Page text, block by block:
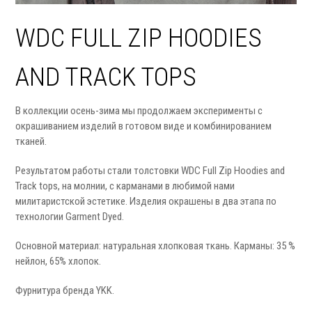
WDC FULL ZIP HOODIES
AND TRACK TOPS
В коллекции осень-зима мы продолжаем эксперименты с
окрашиванием изделий в готовом виде и комбинированием
тканей.
Результатом работы стали толстовки WDC Full Zip Hoodies and
Track tops, на молнии, с карманами в любимой нами
милитаристской эстетике. Изделия окрашены в два этапа по
технологии Garment Dyed.
Основной материал: натуральная хлопковая ткань. Карманы: 35 %
нейлон, 65% хлопок.
Фурнитура бренда YKK.